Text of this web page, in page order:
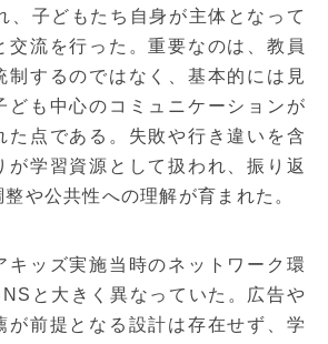
、子どもたち自身が主体となって
交流を行った。重要なのは、教員
制するのではなく、基本的には見
ども中心のコミュニケーションが
た点である。失敗や行き違いを含
が学習資源として扱われ、振り返
や公共性への理解が育まれた。
キッズ実施当時のネットワーク環
と大きく異なっていた。広告や
が前提となる設計は存在せず、学